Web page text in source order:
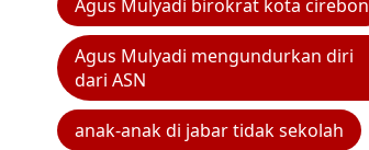
Agus Mulyadi birokrat kota cirebon
Agus Mulyadi mengundurkan diri
dari ASN
anak-anak di jabar tidak sekolah